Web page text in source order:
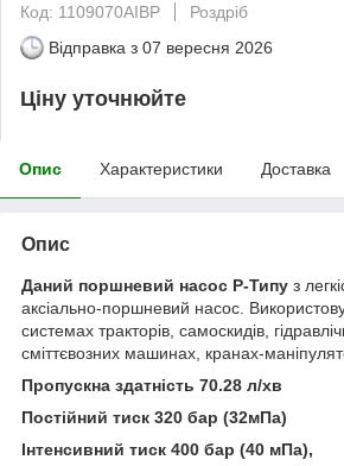
Код: 1109070AIBР
Роздріб
Відправка з 07 вересня 2026
Ціну уточнюйте
Опис Характеристики Доставка
Опис
Даний поршневий насос P-Типу з
аксіально-поршневий насос.
системах тракторів, самоскидів,
сміттєвозних машинах, кранах-
Пропускна здатність 70.28 л/хв
Постійний тиск 320 бар (32мПа)
Інтенсивний тиск 400 бар (40 мПа),